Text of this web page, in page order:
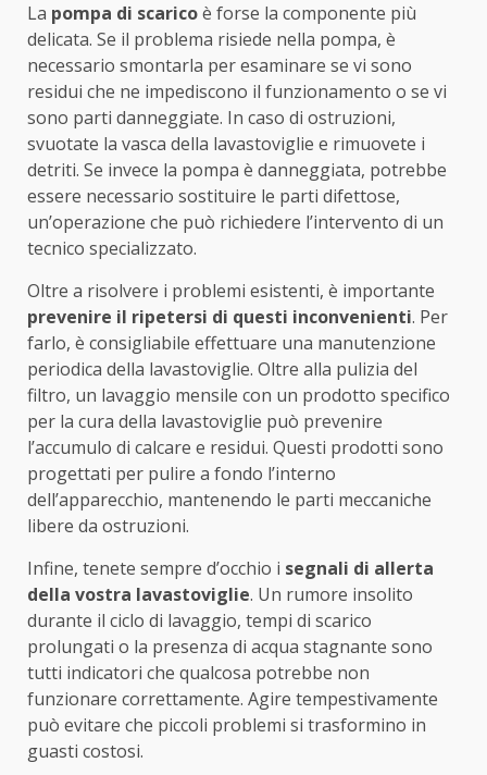
La pompa di scaricoè forse la componente più
delicata. Se il problema risiede nella pompa, è
necessario smontarla per esaminare se vi sono
residui che ne impediscono il funzionamento o se vi
sono parti danneggiate. In caso di ostruzioni,
svuotate la vasca della lavastoviglie e rimuovete i
detriti. Se invece la pompa è danneggiata, potrebbe
essere necessario sostituire le parti difettose,
un’operazione che può richiedere l’intervento di un
tecnico specializzato.
Oltre a risolvere i problemi esistenti, è importante
prevenire il ripetersi di questi inconvenienti. Per
farlo, è consigliabile effettuare una manutenzione
periodica della lavastoviglie. Oltre alla pulizia del
filtro, un lavaggio mensile con un prodotto specifico
per la cura della lavastoviglie può prevenire
l’accumulo di calcare e residui. Questi prodotti sono
progettati per pulire a fondo l’interno
dell’apparecchio, mantenendo le parti meccaniche
libere da ostruzioni.
Infine, tenete sempre d’occhio i segnali di allerta
della vostra lavastoviglie. Un rumore insolito
durante il ciclo di lavaggio, tempi di scarico
prolungati o la presenza di acqua stagnante sono
tutti indicatori che qualcosa potrebbe non
funzionare correttamente. Agire tempestivamente
può evitare che piccoli problemi si trasformino in
guasti costosi.